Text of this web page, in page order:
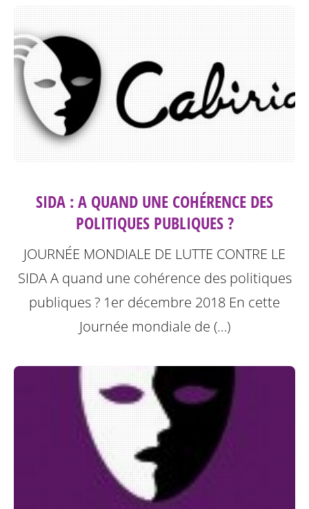
SIDA : A QUAND UNE COHÉRENCE DES
POLITIQUES PUBLIQUES ?
JOURNÉE MONDIALE DE LUTTE CONTRE LE
SIDA A quand une cohérence des politiques
publiques ? 1er décembre 2018 En cette
Journée mondiale de (…)